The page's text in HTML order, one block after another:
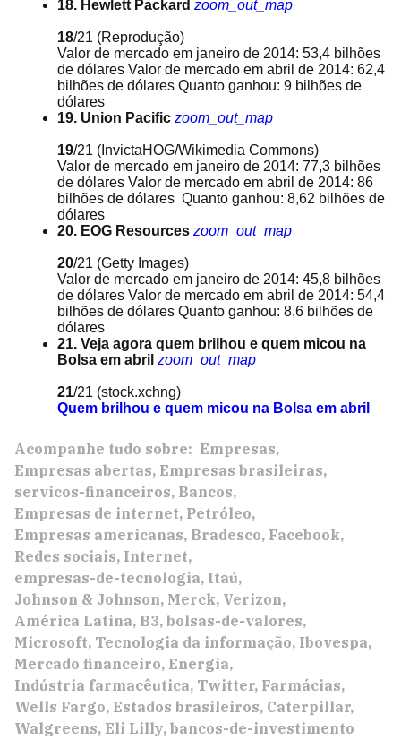
18. Hewlett Packard zoom_out_map
18/21 (Reprodução)
Valor de mercado em janeiro de 2014: 53,4 bilhões
de dólares Valor de mercado em abril de 2014: 62,4
bilhões de dólares Quanto ganhou: 9 bilhões de
dólares
19. Union Pacific zoom_out_map
19/21 (InvictaHOG/Wikimedia Commons)
Valor de mercado em janeiro de 2014: 77,3 bilhões
de dólares Valor de mercado em abril de 2014: 86
bilhões de dólares Quanto ganhou: 8,62 bilhões de
dólares
20. EOG Resources zoom_out_map
20/21 (Getty Images)
Valor de mercado em janeiro de 2014: 45,8 bilhões
de dólares Valor de mercado em abril de 2014: 54,4
bilhões de dólares Quanto ganhou: 8,6 bilhões de
dólares
21. Veja agora quem brilhou e quem micou na
Bolsa em abril zoom_out_map
21/21 (stock.xchng)
Quem brilhou e quem micou na Bolsa em abril
Acompanhe tudo sobre: Empresas
Empresas abertas Empresas brasileiras
servicos-financeiros Bancos
Empresas de internet Petróleo
Empresas americanas Bradesco Facebook
Redes sociais Internet
empresas-de-tecnologia Itaú
Johnson & Johnson Merck Verizon
América Latina B3 bolsas-de-valores
Microsoft Tecnologia da informação Ibovespa
Mercado financeiro Energia
Indústria farmacêutica Twitter Farmácias
Wells Fargo Estados brasileiros Caterpillar
Walgreens Eli Lilly bancos-de-investimento